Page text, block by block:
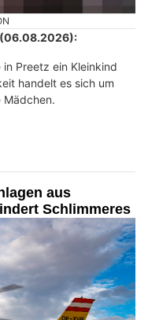
Preetz ein Kleinkind
handelt es sich um
Mädchen.
aus
Schlimmeres